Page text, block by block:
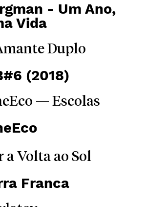
- Um Ano,
Vida
Duplo
(2018)
— Escolas
a Volta ao Sol
Franca